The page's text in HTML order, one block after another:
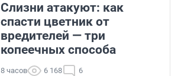
Слизни атакуют: как
спасти цветник от
вредителей — три
копеечных способа
8 часов 6 168 6